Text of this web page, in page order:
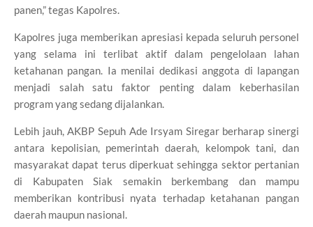
panen,” tegas Kapolres.
Kapolres juga memberikan apresiasi kepada seluruh personel
yang selama ini terlibat aktif dalam pengelolaan lahan
ketahanan pangan. Ia menilai dedikasi anggota di lapangan
menjadi salah satu faktor penting dalam keberhasilan
program yang sedang dijalankan.
Lebih jauh, AKBP Sepuh Ade Irsyam Siregar berharap sinergi
antara kepolisian, pemerintah daerah, kelompok tani, dan
masyarakat dapat terus diperkuat sehingga sektor pertanian
di Kabupaten Siak semakin berkembang dan mampu
memberikan kontribusi nyata terhadap ketahanan pangan
daerah maupun nasional.